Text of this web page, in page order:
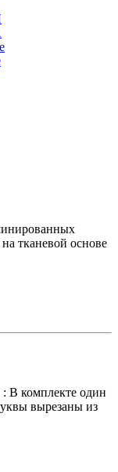
тканевой основе
: В комплекте один
вырезаны из